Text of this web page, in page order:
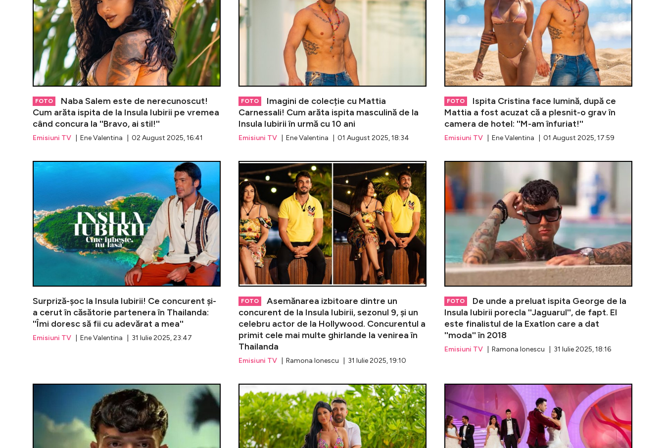
FOTO
Naba Salem este de nerecunoscut!
Cum arăta ispita de la Insula Iubirii pe vremea
când concura la ''Bravo, ai stil!''
Emisiuni TV | Ene Valentina | 02 August 2025, 16:41
FOTO
Imagini de colecție cu Mattia
Carnessali! Cum arăta ispita masculină de la
Insula Iubirii în urmă cu 10 ani
Emisiuni TV | Ene Valentina | 01 August 2025, 18:34
FOTO
Ispita Cristina face lumină, după ce
Mattia a fost acuzat că a plesnit-o grav în
camera de hotel: ''M-am înfuriat!''
Emisiuni TV | Ene Valentina | 01 August 2025, 17:59
Surpriză-șoc la Insula Iubirii! Ce concurent și-
a cerut în căsătorie partenera în Thailanda:
''Îmi doresc să fii cu adevărat a mea''
Emisiuni TV | Ene Valentina | 31 Iulie 2025, 23:47
Surpriză-șoc la Insula Iubirii! Ce concurent și-a cerut în
FOTO
Asemănarea izbitoare dintre un
concurent de la Insula Iubirii, sezonul 9, și un
celebru actor de la Hollywood. Concurentul a
primit cele mai multe ghirlande la venirea în
Thailanda
Emisiuni TV | Ramona Ionescu | 31 Iulie 2025, 19:10
FOTO
De unde a preluat ispita George de la
Insula Iubirii porecla ''Jaguarul'', de fapt. El
este finalistul de la Exatlon care a dat
''moda'' în 2018
Emisiuni TV | Ramona Ionescu | 31 Iulie 2025, 18:16
„Jaguarul” de la Insula Iubirii, magnet pentru femei înainte de
Bianca